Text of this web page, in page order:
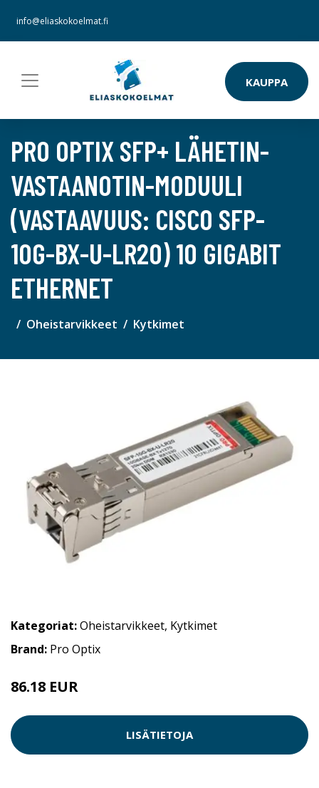
info@eliaskokoelmat.fi
KAUPPA
PRO OPTIX SFP+ LÄHETIN-
VASTAANOTIN-MODUULI
(VASTAAVUUS: CISCO SFP-
10G-BX-U-LR20) 10 GIGABIT
ETHERNET
Oheistarvikkeet Kytkimet
Kategoriat:Oheistarvikkeet, Kytkimet
Brand: Pro Optix
86.18 EUR
LISÄTIETOJA